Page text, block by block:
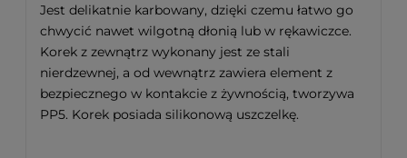
Jest delikatnie karbowany, dzięki czemu łatwo go
chwycić nawet wilgotną dłonią lub w rękawiczce.
Korek z zewnątrz wykonany jest ze stali
nierdzewnej, a od wewnątrz zawiera element z
bezpiecznego w kontakcie z żywnością, tworzywa
PP5. Korek posiada silikonową uszczelkę.